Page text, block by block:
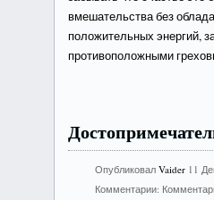
вмешательства без
положительных энергий,
противоположными
ОпубликовалVaider 11
Комментарии: